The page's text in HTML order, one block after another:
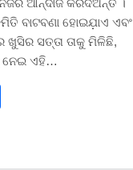
ଆନ୍ଦାଜ କରିଦିଅନ୍ତି ।
ବାଟବଣା ହୋଇଯ଼ାଏ ଏବଂ
ସତ୍ତା ତାକୁ ମିଳିଛି,
ନେଇ ଏହି…